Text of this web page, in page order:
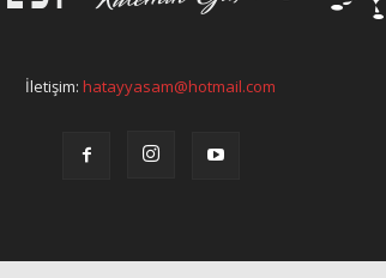
İletişim:hatayyasam@hotmail.com